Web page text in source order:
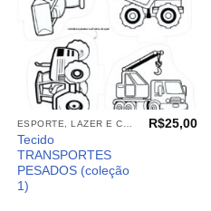
ESPORTE, LAZER E CIA (TECIDOS)
Tecido
TRANSPORTES
PESADOS (coleção
1)
R$25,00